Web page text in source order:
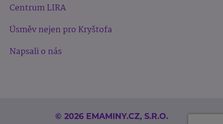
Centrum LIRA
Úsměv nejen pro Kryštofa
Napsali o nás
© 2026 EMAMINY.CZ, S.R.O.